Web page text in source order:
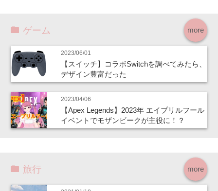
more
ゲーム
2023/06/01
【スイッチ】コラボSwitchを調べてみたら、
デザイン豊富だった
2023/04/06
【Apex Legends】2023年 エイプリルフール
イベントでモザンビークが主役に！？
more
旅行